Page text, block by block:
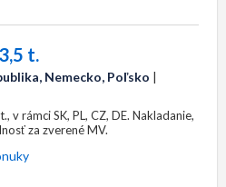
t.
Nemecko, Poľsko |
rámci SK, PL, CZ, DE. Nakladanie,
za zverené MV.